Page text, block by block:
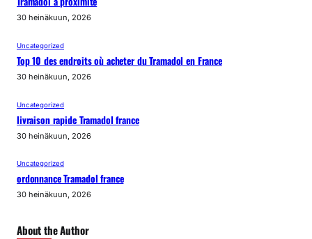
30 heinäkuun, 2026
Uncategorized
Top 10 des endroits où acheter du Tramadol en France
30 heinäkuun, 2026
Uncategorized
livraison rapide Tramadol france
30 heinäkuun, 2026
Uncategorized
ordonnance Tramadol france
30 heinäkuun, 2026
About the Author